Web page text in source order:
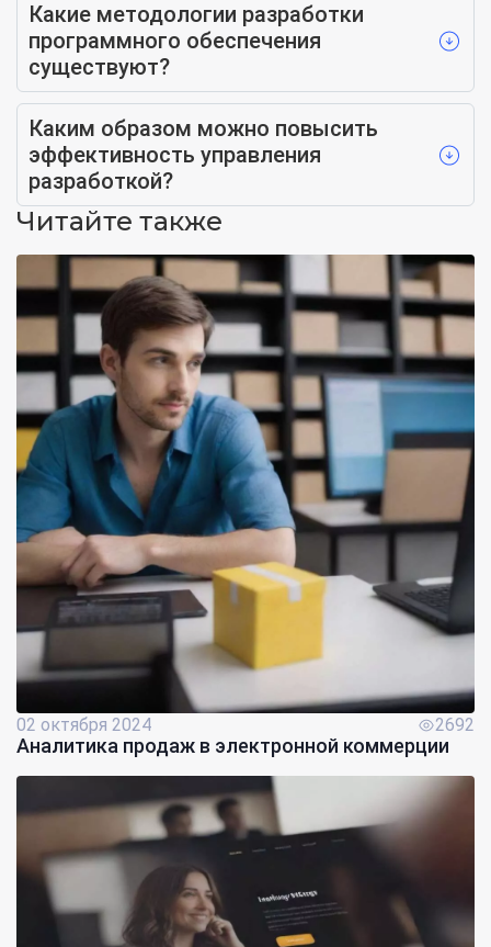
Какие методологии разработки
программного обеспечения
существуют?
Каким образом можно повысить
эффективность управления
разработкой?
Читайте также
02 октября 2024 2692
Аналитика продаж в электронной коммерции